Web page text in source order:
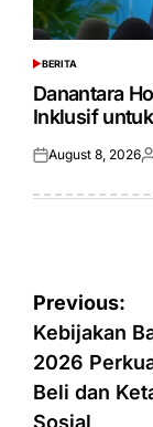
POSTED
IN
BERITA
Danantara
Inklusif
Posted
August 8, 2026
Post
Previous:
Kebijakan
2026
Beli dan